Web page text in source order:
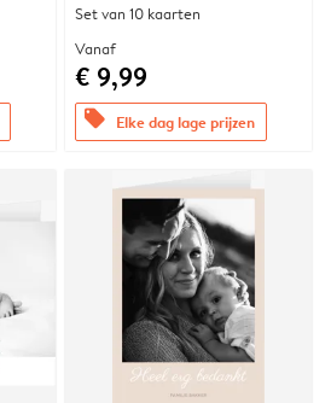
Set van 10 kaarten
Vanaf
€ 9,99
offers Elke dag lage prijzen